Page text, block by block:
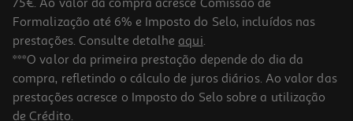
75€. Ao valor da compra acresce Comissão de
Formalização até 6% e Imposto do Selo, incluídos nas
prestações. Consulte detalhe aqui.
***O valor da primeira prestação depende do dia da
compra, refletindo o cálculo de juros diários. Ao valor das
prestações acresce o Imposto do Selo sobre a utilização
de Crédito.